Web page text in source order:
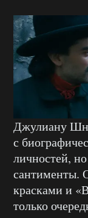
Джулиану
с
личностей,
сантименты.
красками и
только